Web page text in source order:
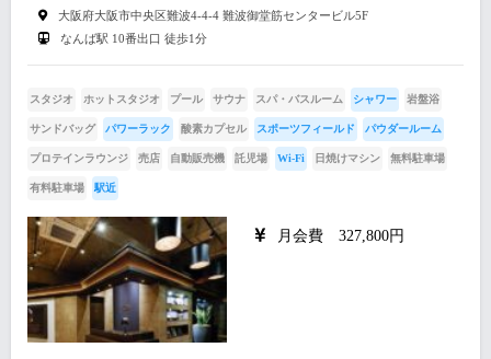
大阪府大阪市中央区難波4-4-4 難波御堂筋センタービル5F
なんば駅 10番出口 徒歩1分
スタジオ ホットスタジオ プール サウナ スパ・バスルーム シャワー 岩盤浴
サンドバッグ パワーラック 酸素カプセル スポーツフィールド パウダールーム
プロテインラウンジ 売店 自動販売機 託児場 Wi-Fi 日焼けマシン 無料駐車場
有料駐車場 駅近
月会費 327,800円